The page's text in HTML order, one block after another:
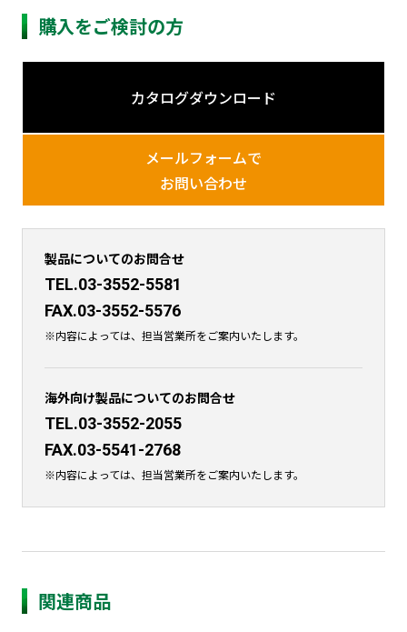
購入をご検討の方
カタログダウンロード
メールフォームで
お問い合わせ
製品についてのお問合せ
TEL.03-3552-5581
FAX.03-3552-5576
※内容によっては、担当営業所をご案内いたします。
海外向け製品についてのお問合せ
TEL.03-3552-2055
FAX.03-5541-2768
※内容によっては、担当営業所をご案内いたします。
関連商品